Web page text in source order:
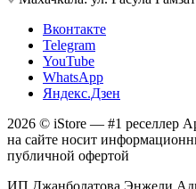
Вконтакте
Telegram
YouTube
WhatsApp
Яндекс.Дзен
2026 © iStore — #1 реселлер
на сайте носит
публичной офертой
ИП Джанболатова Энжели